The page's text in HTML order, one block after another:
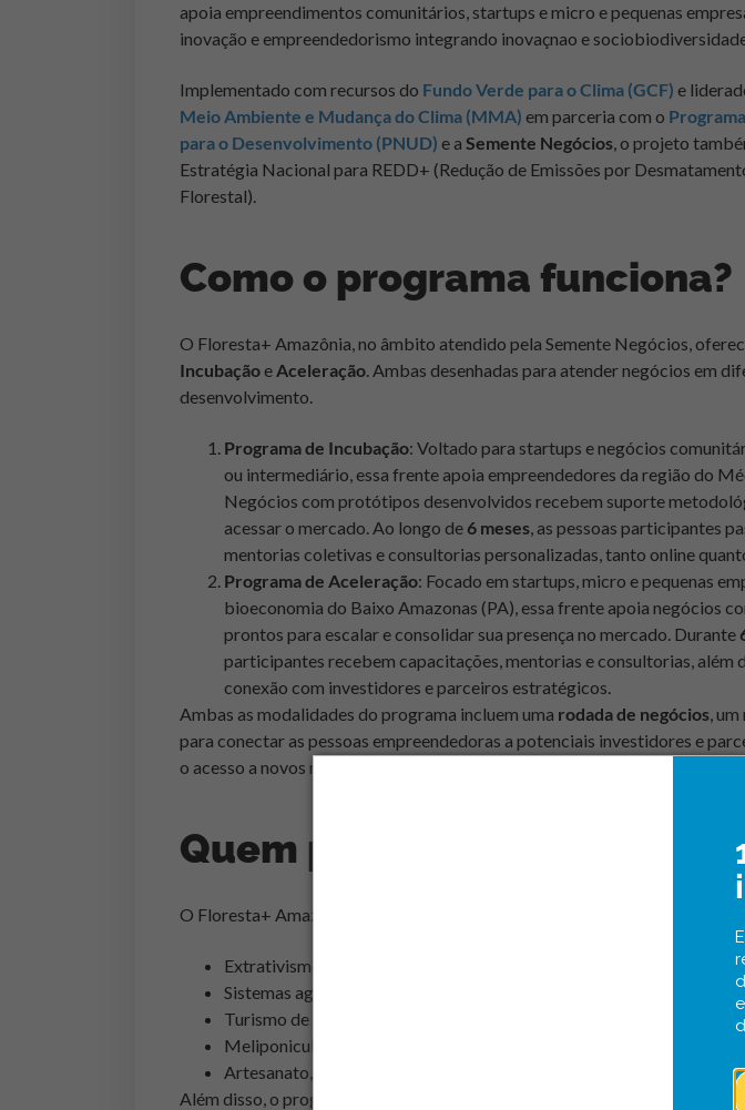
apoia empreendimentos comunitários, startups e micro e pequenas
inovação e empreendedorismo integrando inovaçnao e
Implementado com recursos do Fundo Verde para o Clima (GCF) e
Meio Ambiente e Mudança do Clima (MMA) em parceria com o
para o Desenvolvimento (PNUD) e a Semente Negócios, o projeto
Estratégia Nacional para REDD+ (Redução de Emissões por
Florestal).
Como o programa funciona?
O Floresta+ Amazônia, no âmbito atendido pela Semente Negócios,
Incubação eAceleração. Ambas desenhadas para atender negócios em
desenvolvimento.
Programa de Incubação: Voltado para startups e negócios
ou intermediário, essa frente apoia empreendedores da região do
Negócios com protótipos desenvolvidos recebem suporte
acessar o mercado. Ao longo de 6 meses, as pessoas participantes
mentorias coletivas e consultorias personalizadas, tanto online
Programa de Aceleração: Focado em startups, micro e pequenas
bioeconomia do Baixo Amazonas (PA), essa frente apoia negócios
prontos para escalar e consolidar sua presença no mercado. Durante
participantes recebem capacitações, mentorias e consultorias, além
conexão com investidores e parceiros estratégicos​.
Ambas as modalidades do programa incluem uma rodada de negócios,
para conectar as pessoas empreendedoras a potenciais investidores e
o acesso a novos mercados e oportunidades estratégicas.
Quem pode participar?
O Floresta+ Amazônia é direcionado a negócios que atuam nas seguintes
Extrativismo vegetal e pesca artesanal
Sistemas agroecológicos, agroflorestais e agrossilvipastoris
Turismo de base comunitária
Meliponicultura, cosméticos e fitoterápicos
Artesanato, cultura e restauração florestal produtiva
Além disso, o programa valoriza a
, incentivando negócios